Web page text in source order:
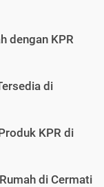
dengan KPR
di
KPR di
di Cermati